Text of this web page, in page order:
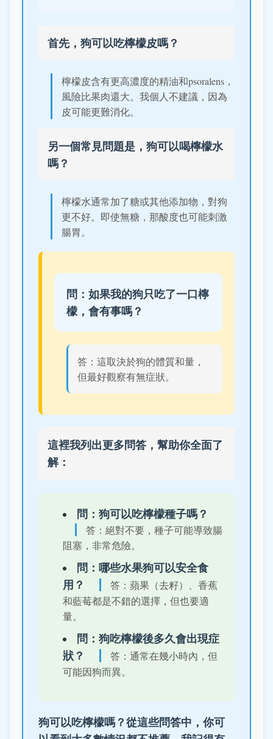
首先，狗可以吃檸檬皮嗎？
檸檬皮含有更高濃度的精油和psoralens，
風險比果肉還大。我個人不建議，因為
皮可能更難消化。
另一個常見問題是，狗可以喝檸檬水
嗎？
檸檬水通常加了糖或其他添加物，對狗
更不好。即使無糖，那酸度也可能刺激
腸胃。
問：如果我的狗只吃了一口檸
檬，會有事嗎？
答：這取決於狗的體質和量，
但最好觀察有無症狀。
這裡我列出更多問答，幫助你全面了
解：
問：狗可以吃檸檬種子嗎？
答：絕對不要，種子可能導致腸
阻塞，非常危險。
問：哪些水果狗可以安全食
用？
答：蘋果（去籽）、香蕉
和藍莓都是不錯的選擇，但也要適
量。
問：狗吃檸檬後多久會出現症
狀？
答：通常在幾小時內，但
可能因狗而異。
狗可以吃檸檬嗎？從這些問答中，你可